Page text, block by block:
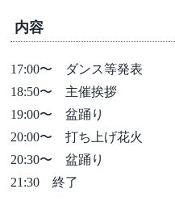
内容
17:00〜 ダンス等発表
18:50〜 主催挨拶
19:00〜 盆踊り
20:00〜 打ち上げ花火
20:30〜 盆踊り
21:30 終了